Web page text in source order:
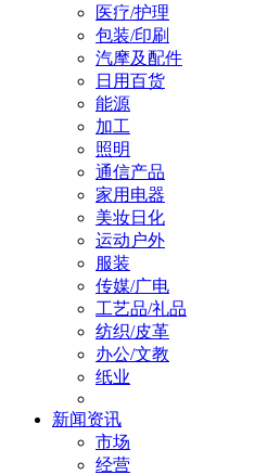
医疗/护理
包装/印刷
汽摩及配件
日用百货
能源
加工
照明
通信产品
家用电器
美妆日化
运动户外
服装
传媒/广电
工艺品/礼品
纺织/皮革
办公/文教
纸业
新闻资讯
市场
经营